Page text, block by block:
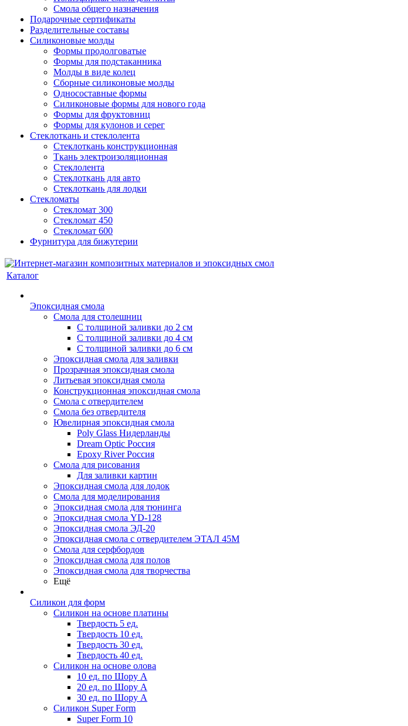
Смола общего назначения
Подарочные сертификаты
Разделительные составы
Силиконовые молды
Формы продолговатые
Формы для подстаканника
Молды в виде колец
Сборные силиконовые молды
Односоставные формы
Силиконовые формы для нового года
Формы для фруктовниц
Формы для кулонов и серег
Стеклоткань и стеклолента
Стеклоткань конструкционная
Ткань электроизоляционная
Стеклолента
Стеклоткань для авто
Стеклоткань для лодки
Стекломаты
Стекломат 300
Стекломат 450
Стекломат 600
Фурнитура для бижутерии
Каталог
Эпоксидная смола
Смола для столешниц
С толщиной заливки до 2 см
С толщиной заливки до 4 см
С толщиной заливки до 6 см
Эпоксидная смола для заливки
Прозрачная эпоксидная смола
Литьевая эпоксидная смола
Конструкционная эпоксидная смола
Смола с отвердителем
Смола без отвердителя
Ювелирная эпоксидная смола
Poly Glass Нидерланды
Dream Optic Россия
Epoxy River Россия
Смола для рисования
Для заливки картин
Эпоксидная смола для лодок
Смола для моделирования
Эпоксидная смола для тюнинга
Эпоксидная смола YD-128
Эпоксидная смола ЭД-20
Эпоксидная смола с отвердителем ЭТАЛ 45М
Смола для серфбордов
Эпоксидная смола для полов
Эпоксидная смола для творчества
Ещё
Силикон для форм
Силикон на основе платины
Твердость 5 ед.
Твердость 10 ед.
Твердость 30 ед.
Твердость 40 ед.
Силикон на основе олова
10 ед. по Шору А
20 ед. по Шору А
30 ед. по Шору А
Силикон Super Form
Super Form 10